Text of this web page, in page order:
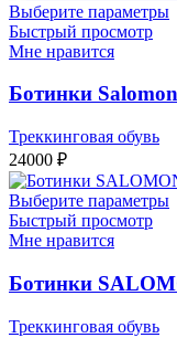
Выберите параметры
Быстрый просмотр
Мне нравится
Ботинки
Треккинговая обувь
24000 ₽
Выберите параметры
Быстрый просмотр
Мне нравится
Ботинки
Треккинговая обувь